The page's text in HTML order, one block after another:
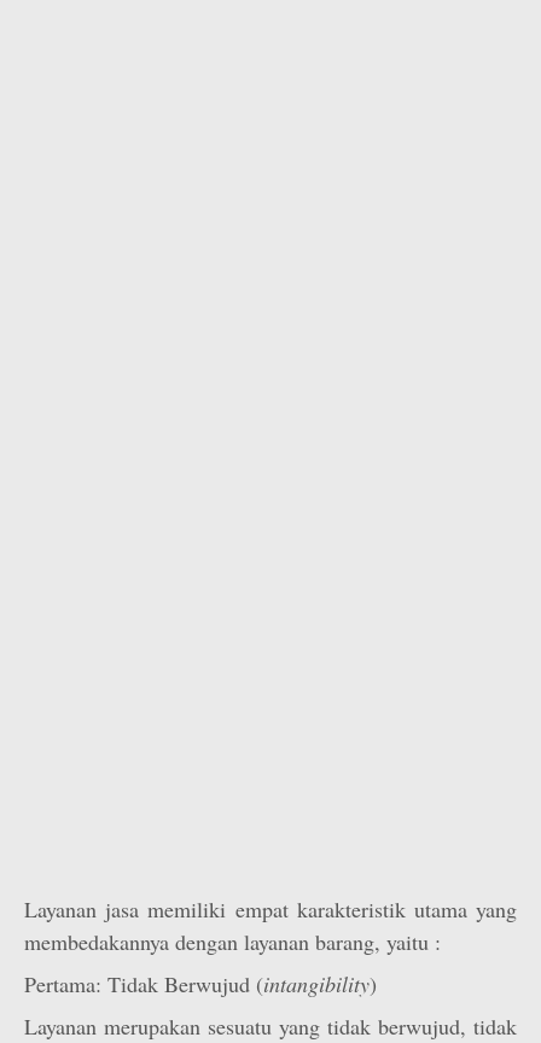
Layanan jasa memiliki empat karakteristik utama yang
membedakannya dengan layanan barang, yaitu :
Pertama: Tidak Berwujud (intangibility)
Layanan merupakan sesuatu yang tidak berwujud, tidak